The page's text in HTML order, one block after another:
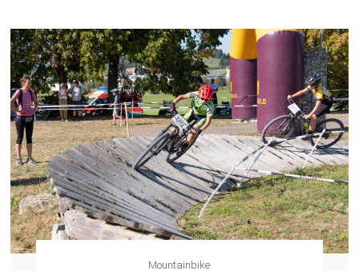
Mountainbike